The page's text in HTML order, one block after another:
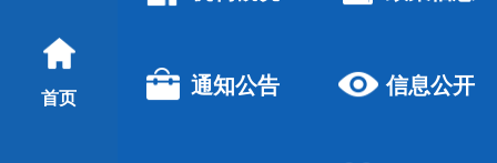
首页
通知公告 信息公开